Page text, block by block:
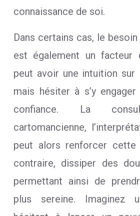
connaissance de soi.
Dans certains cas, le
est également un facteur
peut avoir une intuition sur
mais hésiter à s’y
confiance. La
cartomancienne,
peut alors renforcer cette
contraire, dissiper des
permettant ainsi de
plus sereine. Imaginez